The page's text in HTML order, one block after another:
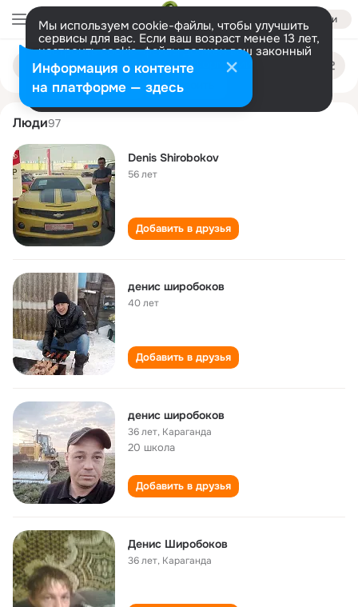
Войти
Мы используем cookie-файлы, чтобы улучшить
сервисы для вас. Если ваш возраст менее 13 лет,
настроить cookie-файлы должен ваш законный
представитель. Больше информации
Разрешить все Настроить
Поиск
людям
denis shirobokov
Люди97
Denis Shirobokov
56 лет
Добавить в друзья
денис широбоков
40 лет
Добавить в друзья
денис широбоков
36 лет, Караганда
20 школа
Добавить в друзья
Денис Широбоков
36 лет, Караганда
Информация о контенте
на платформе — здесь